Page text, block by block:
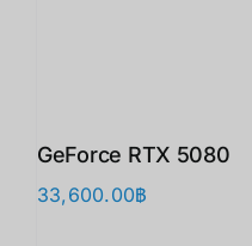
GeForce RTX 5080
33,600.00฿